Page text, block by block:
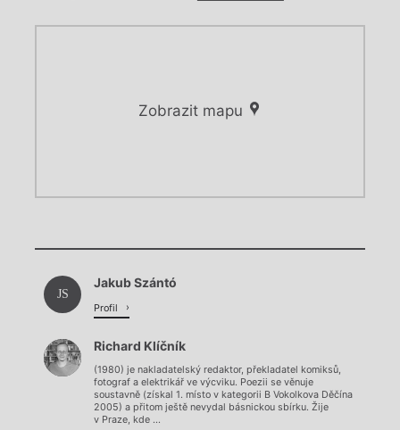
Zobrazit mapu
Načítá se.
Chviličku.
Načítá se.
JS
Jakub Szántó
Profil
Richard Klíčník
(1980) je nakladatelský redaktor, překladatel komiksů,
fotograf a elektrikář ve výcviku. Poezii se věnuje
soustavně (získal 1. místo v kategorii B Vokolkova Děčína
2005) a přitom ještě nevydal básnickou sbírku. Žije
v Praze, kde ...